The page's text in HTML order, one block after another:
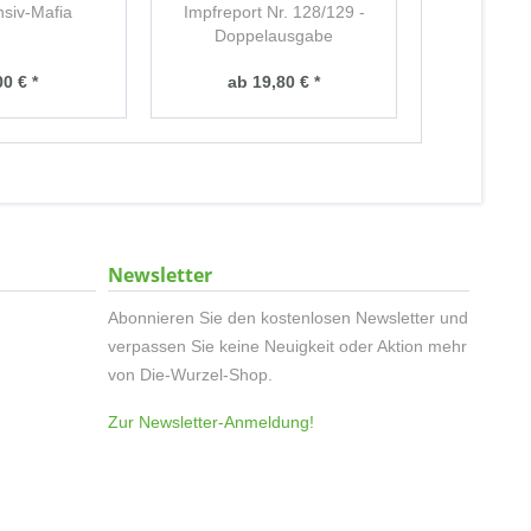
Mafia
€ *
Impfreport Nr. 128/129 -
Doppelausgabe
ab 19,80 € *
Newsletter
Abonnieren Sie den kostenlosen Newsletter und
verpassen Sie keine Neuigkeit oder Aktion mehr
von Die-Wurzel-Shop.
Zur Newsletter-Anmeldung!